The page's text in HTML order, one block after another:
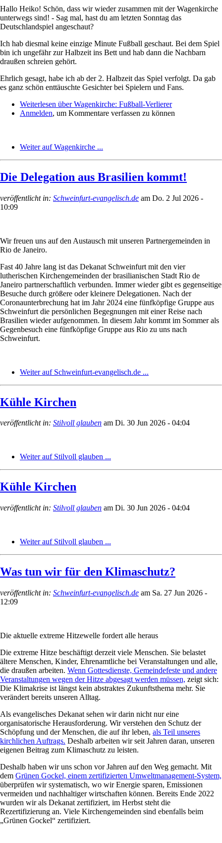
Hallo Heiko! Schön, dass wir wieder zusammen mit der Wagenkirche
unterwegs sind! - Sag mal, hast du am letzten Sonntag das
Deutschlandspiel angeschaut?
Ich hab diesmal keine einzige Minute Fußball geschaut. Bei dem Spiel
bin ich ungefähr zur Halbzeit ins Bett und hab dann die Nachbarn
draußen schreien gehört.
Ehrlich gesagt, habe ich ab der 2. Halbzeit das Spiel verfolgt. Da gab
es ganz schön enttäuschte Gesichter bei Spielern und Fans.
Weiterlesen über Wagenkirche: Fußball-Verlierer
Anmelden, um Kommentare verfassen zu können
Weiter auf Wagenkirche ...
Die Delegation aus Brasilien kommt!
veröffentlicht in: Schweinfurt-evangelisch.de am Do. 2 Jul 2026 -
10:09
Wir freuen uns auf den Austausch mit unseren Partnergemeinden in
Rio de Janeiro.
Fast 40 Jahre lang ist das Dekanat Schweinfurt mit den vier
lutherischen Kirchengemeinden der brasilianischen Stadt Rio de
Janeiro partnerschaftlich verbunden. Immer wieder gibt es gegenseitige
Besuche durch größere oder kleinere Delegationen. Nach der
Coronaunterbrechung hat im Jahr 2024 eine fünfköpfige Gruppe aus
Schweinfurt die persönlichen Begegnungen mit einer Reise nach
Brasilien wieder aufgenommen. In diesem Jahr kommt im Sommer als
Gegenbesuch eine fünfköpfige Gruppe aus Rio zu uns nach
Schweinfurt.
Weiter auf Schweinfurt-evangelisch.de ...
Kühle Kirchen
veröffentlicht in: Stilvoll glauben am Di. 30 Jun 2026 - 04:04
Weiter auf Stilvoll glauben ...
Kühle Kirchen
veröffentlicht in: Stilvoll glauben am Di. 30 Jun 2026 - 04:04
Weiter auf Stilvoll glauben ...
Was tun wir für den Klimaschutz?
veröffentlicht in: Schweinfurt-evangelisch.de am Sa. 27 Jun 2026 -
12:09
Die aktuelle extreme Hitzewelle fordert alle heraus
Die extreme Hitze beschäftigt derzeit viele Menschen. Sie belastet
ältere Menschen, Kinder, Ehrenamtliche bei Veranstaltungen und alle,
die draußen arbeiten. Wenn Gottesdienste, Gemeindefeste und andere
Veranstaltungen wegen der Hitze abgesagt werden müssen, zeigt sich:
Die Klimakrise ist längst kein abstraktes Zukunftsthema mehr. Sie
verändert bereits unseren Alltag.
Als evangelisches Dekanat sehen wir darin nicht nur eine
organisatorische Herausforderung. Wir verstehen den Schutz der
Schöpfung und der Menschen, die auf ihr leben, als Teil unseres
kirchlichen Auftrags. Deshalb arbeiten wir seit Jahren daran, unseren
eigenen Beitrag zum Klimaschutz zu leisten.
Deshalb haben wir uns schon vor Jahren auf den Weg gemacht. Mit
dem Grünen Gockel, einem zertifizierten Umweltmanagement-System,
überprüfen wir systematisch, wo wir Energie sparen, Emissionen
vermeiden und nachhaltiger wirtschaften können. Bereits Ende 2022
wurden wir als Dekanat zertifiziert, im Herbst steht die
Rezertifizierung an. Viele Kirchengemeinden sind ebenfalls beim
„Grünen Gockel“ zertifiziert.